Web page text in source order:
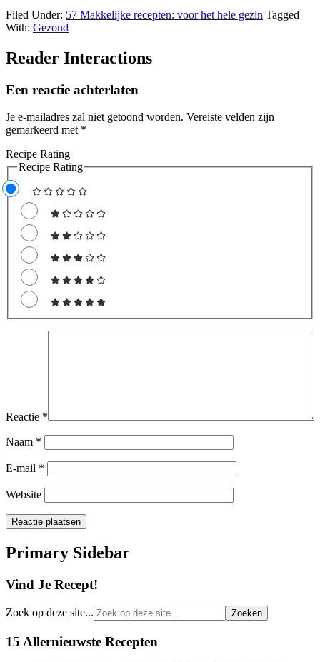
Filed Under: 57 Makkelijke recepten: voor het hele gezin Tagged
With: Gezond
Reader Interactions
Een reactie achterlaten
Je e-mailadres zal niet getoond worden. Vereiste velden zijn
gemarkeerd met *
Recipe Rating
Recipe Rating
Reactie *
Naam *
E-mail *
Website
Primary Sidebar
Vind Je Recept!
Zoek op deze site...
15 Allernieuwste Recepten